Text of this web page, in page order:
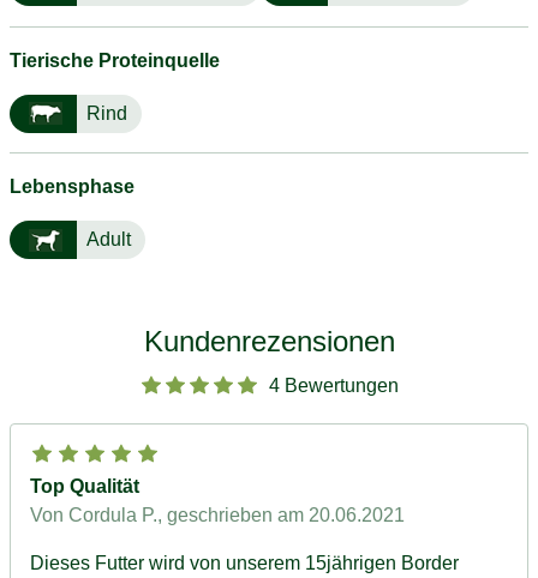
Tierische Proteinquelle
Rind
Lebensphase
Adult
Kundenrezensionen
4 Bewertungen
Top Qualität
Von Cordula P., geschrieben am 20.06.2021
Dieses Futter wird von unserem 15jährigen Border